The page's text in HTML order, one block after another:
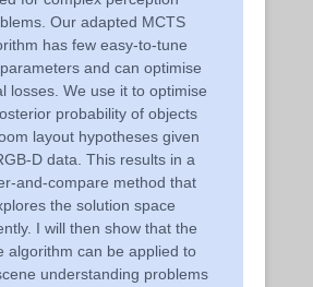
Our adapted MCTS
has few easy-to-tune
and can optimise
losses. We use it to optimise
probability of objects
layout hypotheses given
D data. This results in a
and-compare method that
the solution space
I will then show that the
algorithm can be applied to
understanding problems